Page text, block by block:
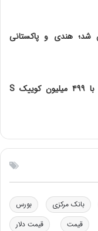
شد؛ هندی و پاکستانی
آغاز فروش جدید سایپا؛ با ۴۹۹ میلیون کوییک S
بانک مرکزی
بورس
قیمت
قیمت دلار